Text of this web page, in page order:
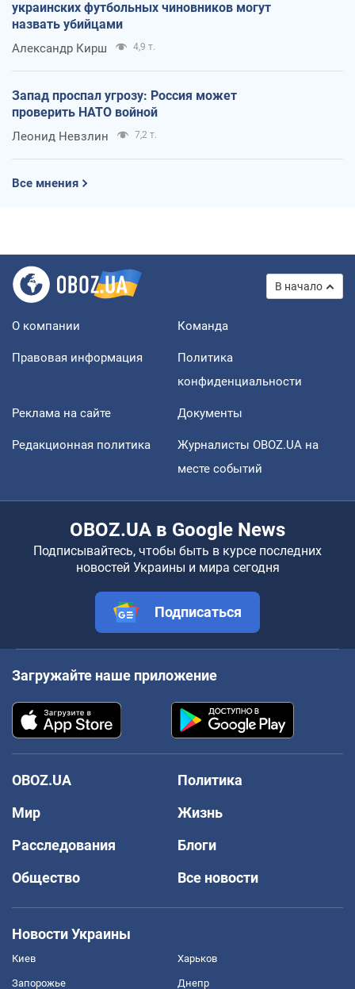
украинских футбольных чиновников могут
назвать убийцами
Александр Кирш 4,9 т.
Запад проспал угрозу: Россия может
проверить НАТО войной
Леонид Невзлин 7,2 т.
Все мнения
В начало
О компании Команда
Правовая информация
Политика
конфиденциальности
Реклама на сайте Документы
Редакционная политика
Журналисты OBOZ.UA на
месте событий
OBOZ.UA в Google News
Подписывайтесь, чтобы быть в курсе последних
новостей Украины и мира сегодня
Подписаться
Загружайте наше приложение
OBOZ.UA
Политика
Мир
Жизнь
Расследования
Блоги
Общество
Все новости
Новости Украины
Киев Харьков
Запорожье Днепр